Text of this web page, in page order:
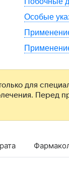
Особые
для
Перед